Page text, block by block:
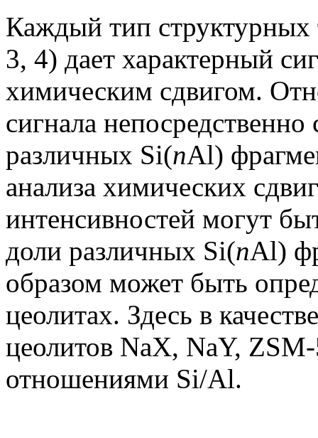
Каждый тип структурных
3, 4) дает характерный
химическим сдвигом.
сигнала непосредственно
различных Si(nAl)
анализа химических
интенсивностей могут
доли различных Si(nAl)
образом может быть
цеолитах. Здесь в
цеолитов NaX, NaY,
отношениями Si/Al.